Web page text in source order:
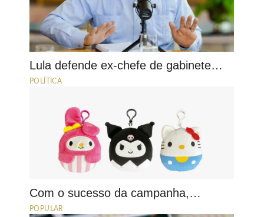
Lula defende ex-chefe de gabinete…
POLÍTICA
Com o sucesso da campanha,…
POPULAR